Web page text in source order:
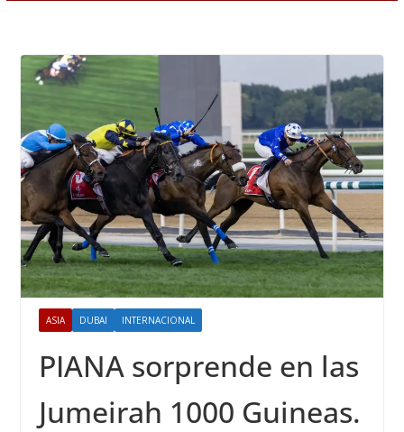
ASIA DUBAI INTERNACIONAL
PIANA sorprende en las
Jumeirah 1000 Guineas.